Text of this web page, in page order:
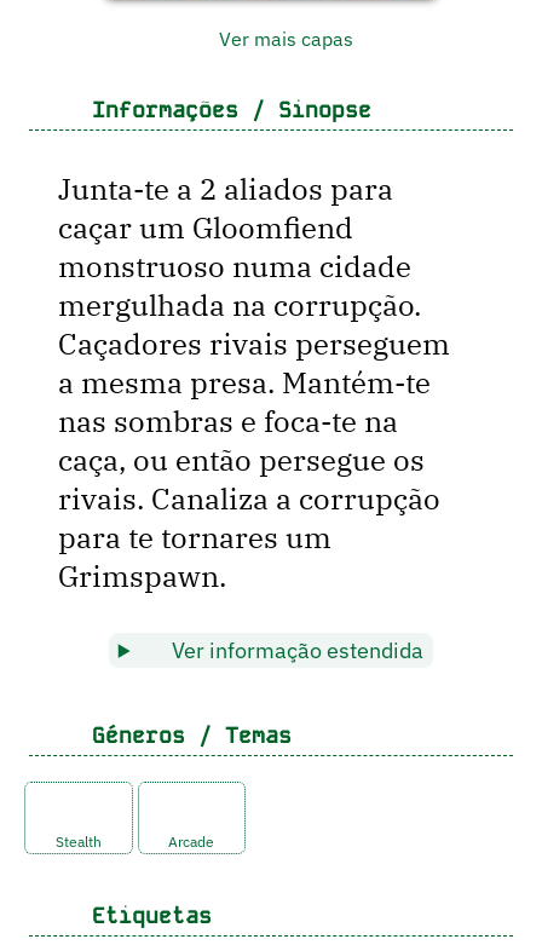
Ver mais capas
Informações / Sinopse
Junta-te a 2 aliados para
caçar um Gloomfiend
monstruoso numa cidade
mergulhada na corrupção.
Caçadores rivais perseguem
a mesma presa. Mantém-te
nas sombras e foca-te na
caça, ou então persegue os
rivais. Canaliza a corrupção
para te tornares um
Grimspawn.
Ver informação estendida
Géneros / Temas
Stealth Arcade
Etiquetas